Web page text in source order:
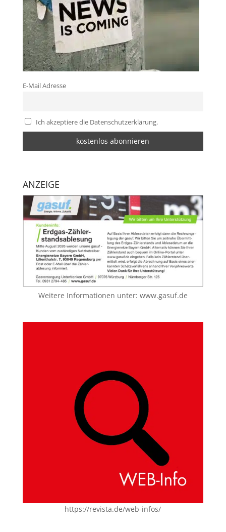
E-Mail Adresse
Ich akzeptiere die Datenschutzerklärung.
ANZEIGE
Weitere Informationen unter: www.gasuf.de
https://revista.de/web-infos/